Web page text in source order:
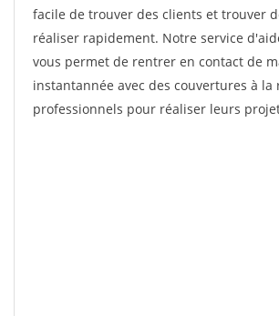
facile de trouver des clients et trouver
réaliser rapidement. Notre service
vous permet de rentrer en contact de
instantannée avec des couvertures à la
professionnels pour réaliser leurs